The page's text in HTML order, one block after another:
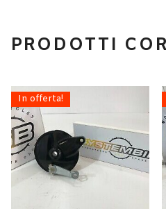
PRODOTTI
In offerta!